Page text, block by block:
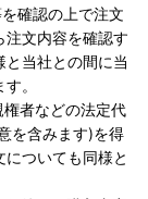
確認の上で注文
注文内容を確認す
当社との間に当
。
者などの法定代
を含みます)を得
ついても同様と